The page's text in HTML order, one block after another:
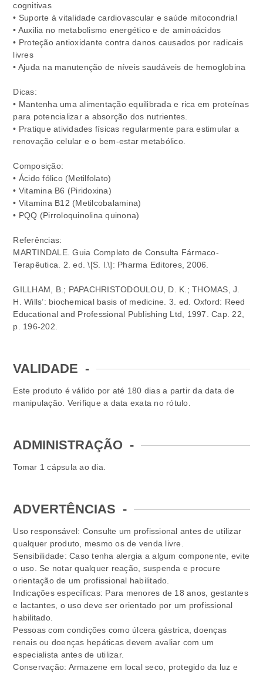
cognitivas
• Suporte à vitalidade cardiovascular e saúde mitocondrial
• Auxilia no metabolismo energético e de aminoácidos
• Proteção antioxidante contra danos causados por radicais
livres
• Ajuda na manutenção de níveis saudáveis de hemoglobina
Dicas:
• Mantenha uma alimentação equilibrada e rica em proteínas
para potencializar a absorção dos nutrientes.
• Pratique atividades físicas regularmente para estimular a
renovação celular e o bem-estar metabólico.
Composição:
• Ácido fólico (Metilfolato)
• Vitamina B6 (Piridoxina)
• Vitamina B12 (Metilcobalamina)
• PQQ (Pirroloquinolina quinona)
Referências:
MARTINDALE. Guia Completo de Consulta Fármaco-
Terapêutica. 2. ed. \[S. l.\]: Pharma Editores, 2006.
GILLHAM, B.; PAPACHRISTODOULOU, D. K.; THOMAS, J.
H. Wills’: biochemical basis of medicine. 3. ed. Oxford: Reed
Educational and Professional Publishing Ltd, 1997. Cap. 22,
p. 196-202.
VALIDADE -
Este produto é válido por até 180 dias a partir da data de
manipulação. Verifique a data exata no rótulo.
ADMINISTRAÇÃO -
Tomar 1 cápsula ao dia.
ADVERTÊNCIAS -
Uso responsável: Consulte um profissional antes de utilizar
qualquer produto, mesmo os de venda livre.
Sensibilidade: Caso tenha alergia a algum componente, evite
o uso. Se notar qualquer reação, suspenda e procure
orientação de um profissional habilitado.
Indicações específicas: Para menores de 18 anos, gestantes
e lactantes, o uso deve ser orientado por um profissional
habilitado.
Pessoas com condições como úlcera gástrica, doenças
renais ou doenças hepáticas devem avaliar com um
especialista antes de utilizar.
Conservação: Armazene em local seco, protegido da luz e